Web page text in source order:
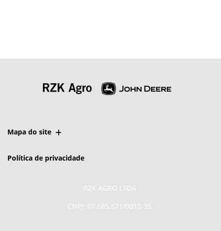
Mapa do site
Política de privacidade
RZK AGRO LTDA
CNPJ: 07.685.671/0012-35